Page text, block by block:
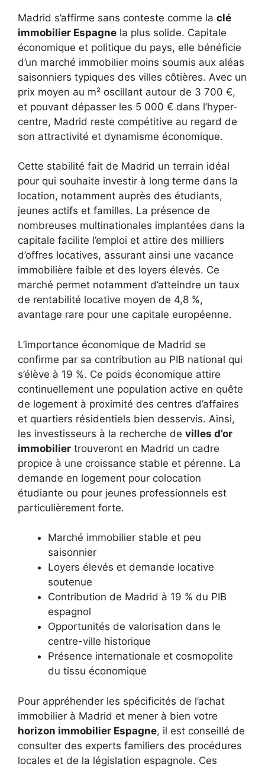
Madrid s’affirme sans conteste comme la clé
immobilier Espagne la plus solide. Capitale
économique et politique du pays, elle bénéficie
d’un marché immobilier moins soumis aux aléas
saisonniers typiques des villes côtières. Avec un
prix moyen au m² oscillant autour de 3 700 €,
et pouvant dépasser les 5 000 € dans l’hyper-
centre, Madrid reste compétitive au regard de
son attractivité et dynamisme économique.
Cette stabilité fait de Madrid un terrain idéal
pour qui souhaite investir à long terme dans la
location, notamment auprès des étudiants,
jeunes actifs et familles. La présence de
nombreuses multinationales implantées dans la
capitale facilite l’emploi et attire des milliers
d’offres locatives, assurant ainsi une vacance
immobilière faible et des loyers élevés. Ce
marché permet notamment d’atteindre un taux
de rentabilité locative moyen de 4,8 %,
avantage rare pour une capitale européenne.
L’importance économique de Madrid se
confirme par sa contribution au PIB national qui
s’élève à 19 %. Ce poids économique attire
continuellement une population active en quête
de logement à proximité des centres d’affaires
et quartiers résidentiels bien desservis. Ainsi,
les investisseurs à la recherche de villes d’or
immobilier trouveront en Madrid un cadre
propice à une croissance stable et pérenne. La
demande en logement pour colocation
étudiante ou pour jeunes professionnels est
particulièrement forte.
Marché immobilier stable et peu
saisonnier
Loyers élevés et demande locative
soutenue
Contribution de Madrid à 19 % du PIB
espagnol
Opportunités de valorisation dans le
centre-ville historique
Présence internationale et cosmopolite
du tissu économique
Pour appréhender les spécificités de l’achat
immobilier à Madrid et mener à bien votre
horizon immobilier Espagne, il est conseillé de
consulter des experts familiers des procédures
locales et de la législation espagnole. Ces